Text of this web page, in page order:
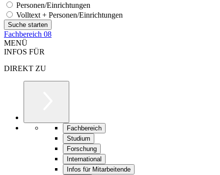
Personen/Einrichtungen
Volltext + Personen/Einrichtungen
Fachbereich 08
MENÜ
INFOS FÜR
DIREKT ZU
Fachbereich
Studium
Forschung
International
Infos für Mitarbeitende